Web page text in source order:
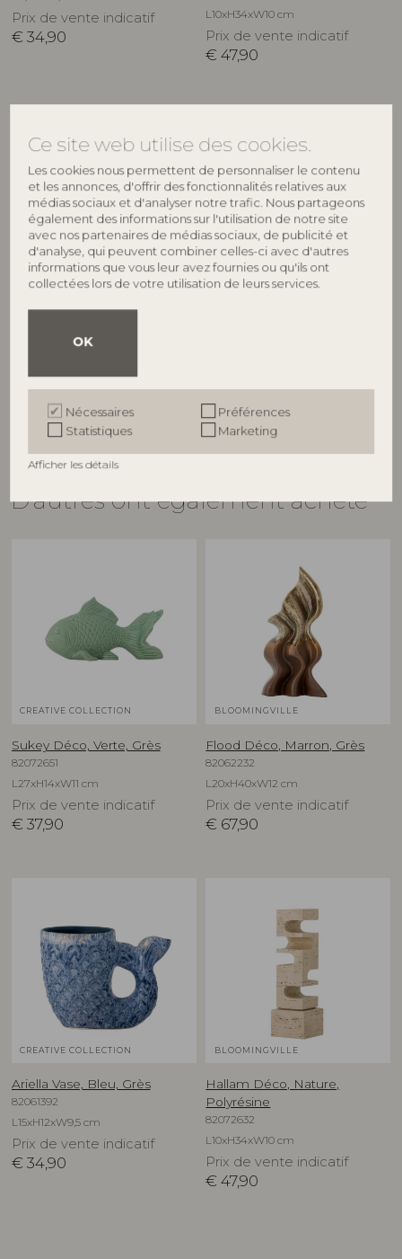
Ce site web utilise des cookies.
Les cookies nous permettent de personnaliser le contenu
et les annonces, d'offrir des fonctionnalités relatives aux
médias sociaux et d'analyser notre trafic. Nous partageons
également des informations sur l'utilisation de notre site
avec nos partenaires de médias sociaux, de publicité et
d'analyse, qui peuvent combiner celles-ci avec d'autres
informations que vous leur avez fournies ou qu'ils ont
collectées lors de votre utilisation de leurs services.
OK
Nécessaires
Préférences
Statistiques
Marketing
Afficher les détails
Prix de vente indicatif
€ 34,90
L10xH34xW10 cm
Prix de vente indicatif
€ 47,90
BLOOMINGVILLE
Prix de vente indicatif
39,90
BLOOMINGVILLE
€ 44,90
D'autres ont également acheté
CREATIVE COLLECTION
Sukey Déco, Verte, Grès
82072651
L27xH14xW11 cm
Prix de vente indicatif
€ 37,90
BLOOMINGVILLE
Flood Déco, Marron, Grès
82062232
L20xH40xW12 cm
Prix de vente indicatif
€ 67,90
CREATIVE COLLECTION
Ariella Vase, Bleu, Grès
82061392
L15xH12xW9,5 cm
Prix de vente indicatif
€ 34,90
BLOOMINGVILLE
Hallam Déco, Nature,
Polyrésine
82072632
L10xH34xW10 cm
Prix de vente indicatif
€ 47,90